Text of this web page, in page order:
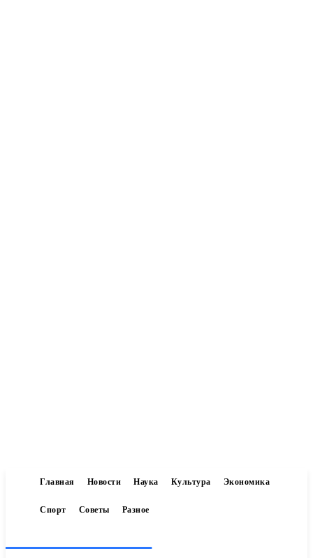
Главная Новости Наука Культура Экономика
Спорт Советы Разное